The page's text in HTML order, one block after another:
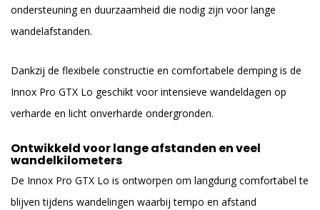
ondersteuning en duurzaamheid die nodig zijn voor lange
wandelafstanden.
Dankzij de flexibele constructie en comfortabele demping is de
Innox Pro GTX Lo geschikt voor intensieve wandeldagen op
verharde en licht onverharde ondergronden.
Ontwikkeld voor lange afstanden en veel
wandelkilometers
De Innox Pro GTX Lo is ontworpen om langdurig comfortabel te
blijven tijdens wandelingen waarbij tempo en afstand